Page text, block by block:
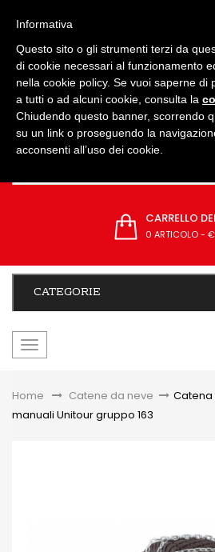
CARRELLO
0 ARTICOLO-
CATEGORIE
navigazione
Home &gt;Catene da neve > Catena
manuali Unitour gruppo 163
Informativa
Questo sito o gli strumenti terzi da
di cookie necessari al funzionamento
nella cookie policy. Se vuoi saperne di
a tutti o ad alcuni cookie, consulta la
Chiudendo questo banner, scorrendo
su un link o proseguendo la
acconsenti all’uso dei cookie.